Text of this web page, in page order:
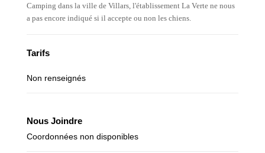
Camping dans la ville de Villars, l'établissement La Verte ne nous
a pas encore indiqué si il accepte ou non les chiens.
Tarifs
Non renseignés
Nous Joindre
Coordonnées non disponibles